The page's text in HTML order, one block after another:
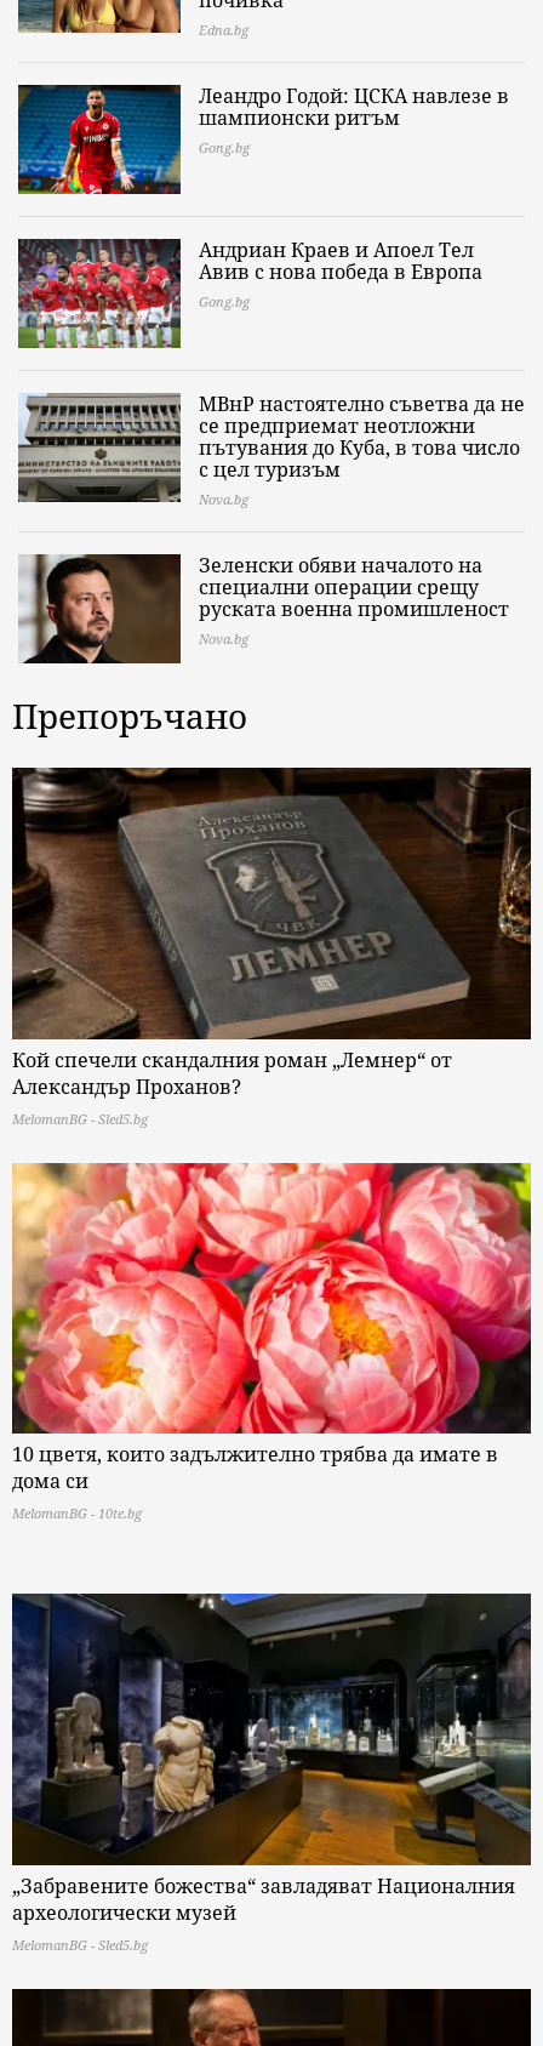
Edna.bg
Леандро Годой: ЦСКА навлезе в
шампионски ритъм
Gong.bg
Андриан Краев и Апоел Тел
Авив с нова победа в Европа
Gong.bg
МВнР настоятелно съветва да не
се предприемат неотложни
пътувания до Куба, в това число
с цел туризъм
Nova.bg
Зеленски обяви началото на
специални операции срещу
руската военна промишленост
Nova.bg
Препоръчано
Кой спечели скандалния роман „Лемнер“ от
Александър Проханов?
MelomanBG - Sled5.bg
10 цветя, които задължително трябва да имате в
дома си
MelomanBG - 10te.bg
„Забравените божества“ завладяват Националния
археологически музей
MelomanBG - Sled5.bg